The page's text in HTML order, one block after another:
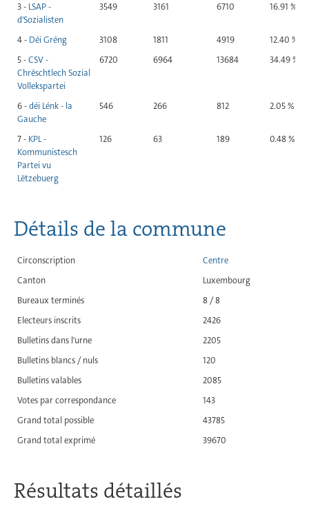
3 - LSAP -
d'Sozialisten
3549 3161 6710 16.91 %
4 - Déi Gréng 3108 1811 4919
12.40 %
5 -CSV -
Chrëschtlech Sozial
Vollekspartei
6720 6964 13684 34.49 %
6 -déi Lénk - la
Gauche
546 266 812 2.05 %
7 - KPL -
Kommunistesch
Partei vu
Lëtzebuerg
126 63 189 0.48 %
Détails de la commune
Circonscription
Centre
Canton
Luxembourg
Bureaux terminés
8 / 8
Electeurs inscrits
2426
Bulletins dans l'urne
2205
Bulletins blancs / nuls
120
Bulletins valables
2085
Votes par correspondance
143
Grand total possible
43785
Grand total exprimé
39670
Résultats détaillés